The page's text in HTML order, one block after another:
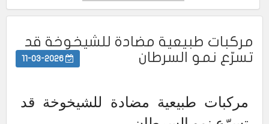
مركبات طبيعية مضادة للشيخوخة قد
تسرّع نمو السرطان
مركبات طبيعية مضادة للشيخوخة قد